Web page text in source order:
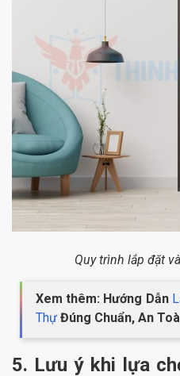
Quy trình lắp đặt
Xem thêm: Hướng Dẫn
Thự Đúng Chuẩn, An
5. Lưu ý khi lựa